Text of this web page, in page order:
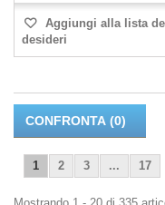
Aggiungi alla lista
desideri
CONFRONTA (0)
1 2 3 ... 17